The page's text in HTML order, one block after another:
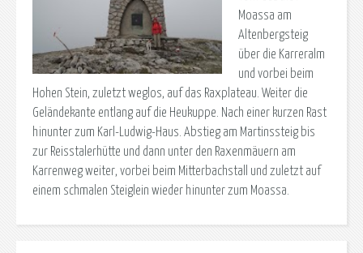
Moassa am
Altenbergsteig
über die Karreralm
und vorbei beim
Hohen Stein, zuletzt weglos, auf das Raxplateau. Weiter die
Geländekante entlang auf die Heukuppe. Nach einer kurzen Rast
hinunter zum Karl-Ludwig-Haus. Abstieg am Martinssteig bis
zur Reisstalerhütte und dann unter den Raxenmäuern am
Karrenweg weiter, vorbei beim Mitterbachstall und zuletzt auf
einem schmalen Steiglein wieder hinunter zum Moassa.